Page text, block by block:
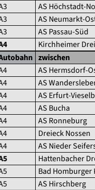
AS Höchstadt-
AS Neumarkt-
AS Passau-Süd
Kirchheimer
zwischen
AS Hermsdorf-
AS
AS Erfurt-
AS Bucha
AS Ronneburg
Dreieck Nossen
AS Nieder
Hattenbacher
Bad Homburger
AS Hirschberg